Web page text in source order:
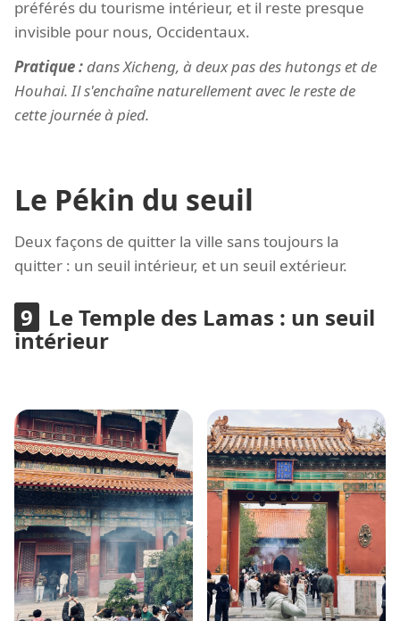
préférés du tourisme intérieur, et il reste presque
invisible pour nous, Occidentaux.
Pratique :dans Xicheng, à deux pas des hutongs et de
Houhai. Il s'enchaîne naturellement avec le reste de
cette journée à pied.
Le Pékin du seuil
Deux façons de quitter la ville sans toujours la
quitter : un seuil intérieur, et un seuil extérieur.
Le Temple des Lamas : un seuil
intérieur